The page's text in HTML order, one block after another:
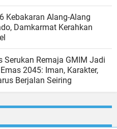
Kebakaran Alang-Alang
Damkarmat Kerahkan
Serukan Remaja GMIM Jadi
2045: Iman, Karakter,
Berjalan Seiring